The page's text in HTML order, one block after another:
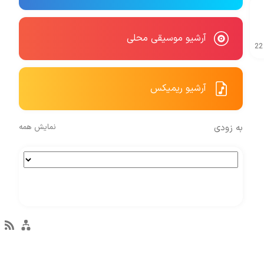
22
آرشیو موسیقی محلی
آرشیو ریمیکس
به زودی نمایش همه